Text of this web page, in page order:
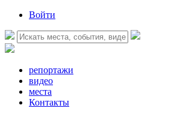
Войти
репортажи
видео
места
Контакты